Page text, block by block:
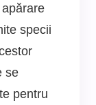
specii
se
pentru